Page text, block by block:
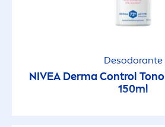
Desodorante
NIVEA Derma Control Tono
150ml